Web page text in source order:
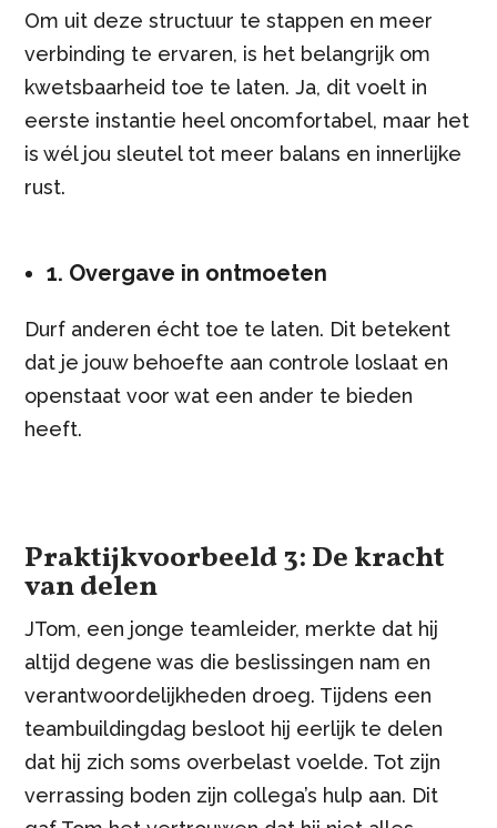
Om uit deze structuur te stappen en meer
verbinding te ervaren, is het belangrijk om
kwetsbaarheid toe te laten. Ja, dit voelt in
eerste instantie heel oncomfortabel, maar het
is wél jou sleutel tot meer balans en innerlijke
rust.
1. Overgave in ontmoeten
Durf anderen écht toe te laten. Dit betekent
dat je jouw behoefte aan controle loslaat en
openstaat voor wat een ander te bieden
heeft.
Praktijkvoorbeeld 3: De kracht
van delen
JTom, een jonge teamleider, merkte dat hij
altijd degene was die beslissingen nam en
verantwoordelijkheden droeg. Tijdens een
teambuildingdag besloot hij eerlijk te delen
dat hij zich soms overbelast voelde. Tot zijn
verrassing boden zijn collega’s hulp aan. Dit